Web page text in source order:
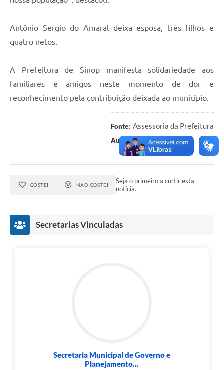
Antônio Sergio do Amaral deixa esposa, três filhos e
quatro netos.
A Prefeitura de Sinop manifesta solidariedade aos
familiares e amigos neste momento de dor e
reconhecimento pela contribuição deixada ao município.
Fonte: Assessoria da Prefeitura
Autor: Luciano André
GOSTEI NÃO GOSTEI
Seja o primeiro a curtir esta
notícia.
Secretarias Vinculadas
Secretaria Municipal de Governo e
Planejamento...